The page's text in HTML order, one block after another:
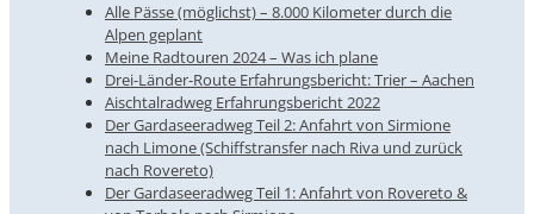
Alle Pässe (möglichst) – 8.000 Kilometer durch die
Alpen geplant
Meine Radtouren 2024 – Was ich plane
Drei-Länder-Route Erfahrungsbericht: Trier – Aachen
Aischtalradweg Erfahrungsbericht 2022
Der Gardaseeradweg Teil 2: Anfahrt von Sirmione
nach Limone (Schiffstransfer nach Riva und zurück
nach Rovereto)
Der Gardaseeradweg Teil 1: Anfahrt von Rovereto &